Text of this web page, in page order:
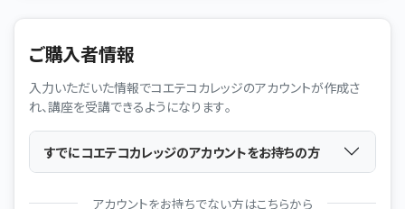
ご購入者情報
入力いただいた情報でコエテコカレッジのアカウントが作成さ
れ、講座を受講できるようになります。
すでにコエテコカレッジのアカウントをお持ちの方
アカウントをお持ちでない方はこちらから